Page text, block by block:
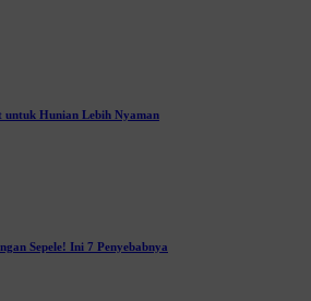
untuk Hunian Lebih Nyaman
Sepele! Ini 7 Penyebabnya